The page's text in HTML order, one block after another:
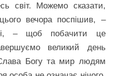
світ. Можемо сказати,
вечора поспішив, –
– щоб побачити це
великий день
Богу та мир людям